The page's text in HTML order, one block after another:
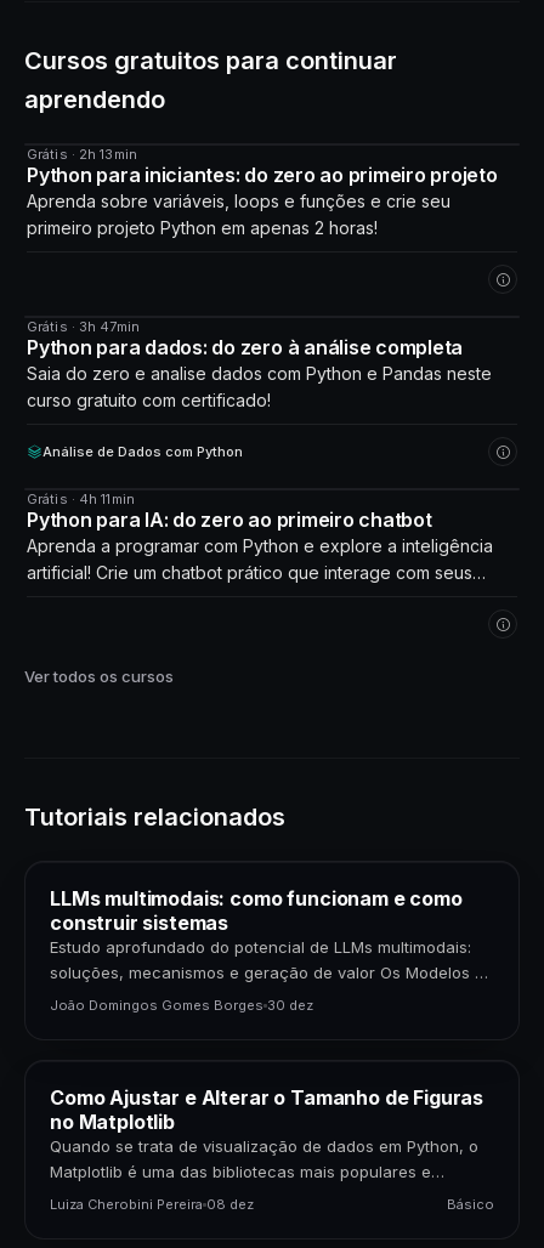
Cursos gratuitos para continuar
aprendendo
CURSO
Grátis · 2h 13min
Python para iniciantes: do zero ao primeiro projeto
Aprenda sobre variáveis, loops e funções e crie seu
primeiro projeto Python em apenas 2 horas!
CURSO
Grátis · 3h 47min
Python para dados: do zero à análise completa
Saia do zero e analise dados com Python e Pandas neste
curso gratuito com certificado!
Análise de Dados com Python
CURSO
Grátis · 4h 11min
Python para IA: do zero ao primeiro chatbot
Aprenda a programar com Python e explore a inteligência
artificial! Crie um chatbot prático que interage com seus
Ver todos os cursos
Tutoriais relacionados
LLMs multimodais: como funcionam e como
construir sistemas
Estudo aprofundado do potencial de LLMs multimodais:
soluções, mecanismos e geração de valor Os Modelos de
Linguagem de Grande Porte (LLMs) multimodais
João Domingos Gomes Borges 30 dez
Como Ajustar e Alterar o Tamanho de Figuras
no Matplotlib
Quando se trata de visualização de dados em Python, o
Matplotlib é uma das bibliotecas mais populares e
poderosas disponíveis. Para cientistas de dados,…
Luiza Cherobini Pereira 08 dez Básico